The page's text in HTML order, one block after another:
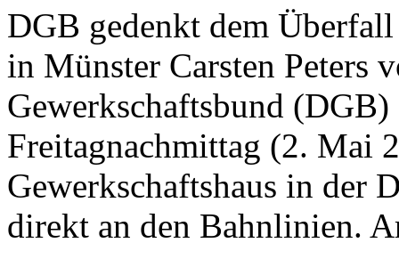
DGB gedenkt dem
in Münster Carsten Peters
Gewerkschaftsbund
Freitagnachmittag (2. Mai
Gewerkschaftshaus in der
direkt an den Bahnlinien.